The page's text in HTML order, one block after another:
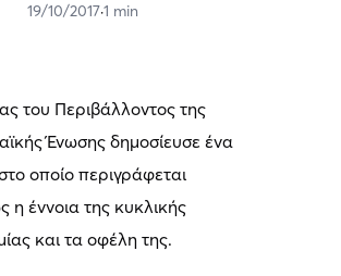
19/10/2017·1 min
του Περιβάλλοντος της
Ένωσης δημοσίευσε ένα
οποίο περιγράφεται
η έννοια της κυκλικής
και τα οφέλη της.